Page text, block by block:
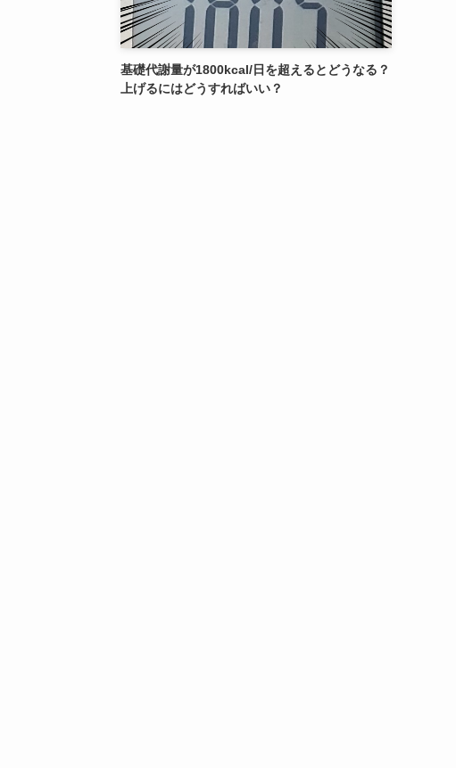
基礎代謝量が1800kcal/日を超えるとどうなる？
上げるにはどうすればいい？